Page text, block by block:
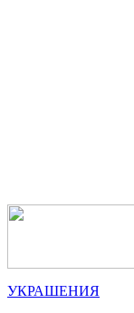
УКРАШЕНИЯ